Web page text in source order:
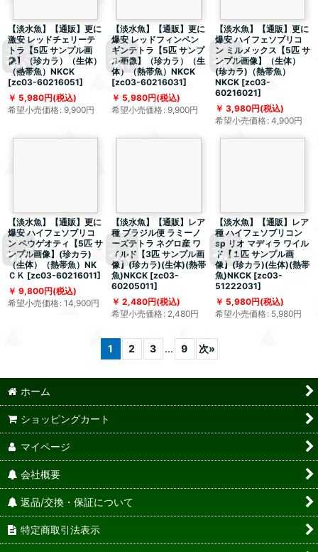
【淡水魚】【通販】更に
激安 レッドチェリーテ
トラ【5匹 サンプル画
像】（珍カラ）（生体）
（熱帯魚）NKCK
[zc03-60216051]
5,980円(税込)
希望小売価格: 9,900円
【淡水魚】【通販】更に
爆安 レッドフィンペン
ギンテトラ【5匹 サンプ
ル画像】（珍カラ）（生
体）（熱帯魚）NKCK
[zc03-60216031]
5,980円(税込)
希望小売価格: 9,900円
【淡水魚】【通販】更に
爆安 ハイフェソブリコ
ン ミルメックス【5匹 サ
ンプル画像】（生体）
(珍カラ)（熱帯魚）
NKCK [zc03-
60216021]
3,980円(税込)
希望小売価格: 4,900円
【淡水魚】【通販】更に
爆安 ハイフェソブリコ
ン ペウゲオティ【5匹 サ
ンプル画像】(珍カラ)
（生体）（熱帯魚）NK
ＣＫ [zc03-60216011]
9,800円(税込)
希望小売価格: 14,900円
【淡水魚】【通販】レア
種 ブラジル便 ラミーノ
ーズテトラ ネグロ産 ワ
イルド【3匹 サンプル画
像】(珍カラ)(生体)(熱帯
魚)NKCK [zc03-
60205011]
2,480円(税込)
希望小売価格: 2,480円
【淡水魚】【通販】レア
種 ハイフェソブリコン
sp リオ マディラ ワイル
ド【１匹 サンプル画
像】(珍カラ)(生体)(熱帯
魚)NKCK [zc03-
51222031]
5,980円(税込)
希望小売価格: 5,980円
1 2 3 ... 9 次»
ホーム
ショッピングカート
マイページ
会社概要
返品/交換・保証について
特定商取引法表示